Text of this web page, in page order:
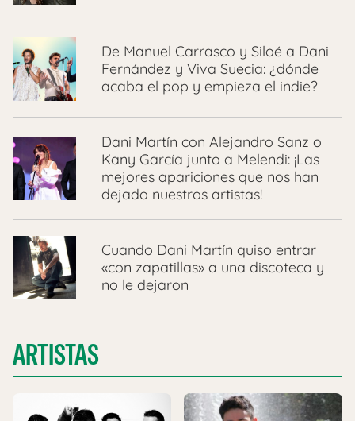
De Manuel Carrasco y Siloé a Dani
Fernández y Viva Suecia: ¿dónde
acaba el pop y empieza el indie?
Dani Martín con Alejandro Sanz o
Kany García junto a Melendi: ¡Las
mejores apariciones que nos han
dejado nuestros artistas!
Cuando Dani Martín quiso entrar
«con zapatillas» a una discoteca y
no le dejaron
ARTISTAS